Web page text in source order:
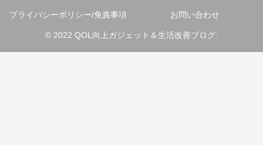
プライバシーポリシー/免責事項 お問い合わせ
© 2022 QOL向上ガジェット＆生活改善ブログ.